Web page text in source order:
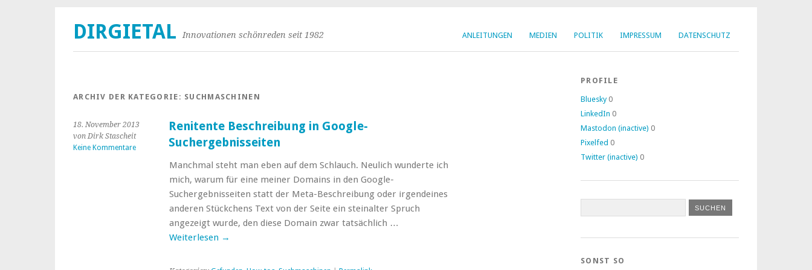
ANLEITUNGEN MEDIEN POLITIK IMPRESSUM DATENSCHUTZ
DIRGIETAL Innovationen schönreden seit 1982
ARCHIV DER KATEGORIE: SUCHMASCHINEN
18. November 2013
von Dirk Stascheit
Keine Kommentare
Renitente Beschreibung in Google-
Suchergebnisseiten
Manchmal steht man eben auf dem Schlauch. Neulich wunderte ich
mich, warum für eine meiner Domains in den Google-
Suchergebnisseiten statt der Meta-Beschreibung oder irgendeines
anderen Stückchens Text von der Seite ein steinalter Spruch
angezeigt wurde, den diese Domain zwar tatsächlich …
Weiterlesen →
PROFILE
Bluesky 0
LinkedIn 0
Mastodon (inactive) 0
Pixelfed 0
Twitter (inactive) 0
SONST SO